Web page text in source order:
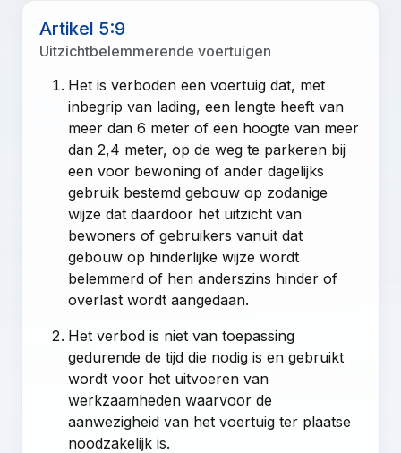
Artikel 5:9
Uitzichtbelemmerende voertuigen
Het is verboden een voertuig dat, met
inbegrip van lading, een lengte heeft van
meer dan 6 meter of een hoogte van meer
dan 2,4 meter, op de weg te parkeren bij
een voor bewoning of ander dagelijks
gebruik bestemd gebouw op zodanige
wijze dat daardoor het uitzicht van
bewoners of gebruikers vanuit dat
gebouw op hinderlijke wijze wordt
belemmerd of hen anderszins hinder of
overlast wordt aangedaan.
Het verbod is niet van toepassing
gedurende de tijd die nodig is en gebruikt
wordt voor het uitvoeren van
werkzaamheden waarvoor de
aanwezigheid van het voertuig ter plaatse
noodzakelijk is.